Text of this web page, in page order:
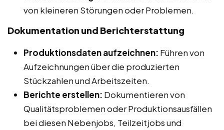
von kleineren Störungen oder Problemen.
Dokumentation und Berichterstattung
Produktionsdaten aufzeichnen: Führen von
Aufzeichnungen über die produzierten
Stückzahlen und Arbeitszeiten.
Berichte erstellen: Dokumentieren von
Qualitätsproblemen oder Produktionsausfällen
bei diesen Nebenjobs, Teilzeitjobs und